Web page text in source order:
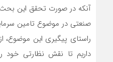
آنکه در صورت تحقق این
صنعتی در موضوع تامین
راستای پیگیری این
داریم تا نقش نظارتی خود